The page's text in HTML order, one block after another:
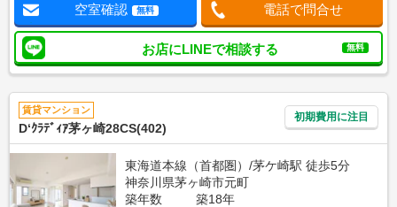
空室確認 無料 電話で問合せ
お店にLINEで相談する 無料
賃貸マンション
D‘ｸﾗﾃﾞｨｱ茅ヶ崎28CS(402)
初期費用に注目
東海道本線（首都圏）/茅ケ崎駅 徒歩5分
神奈川県茅ヶ崎市元町
築年数
築18年